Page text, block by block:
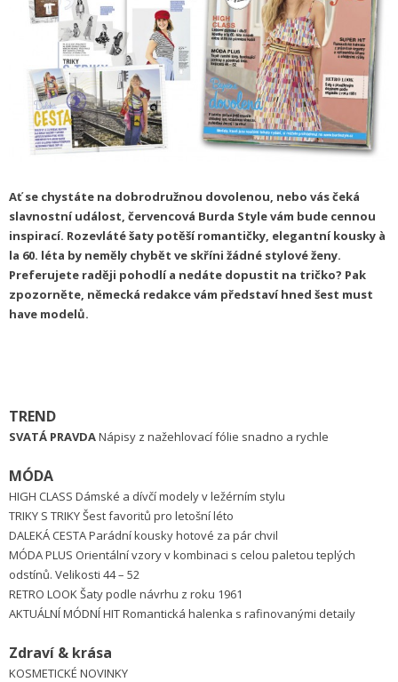
Ať se chystáte na dobrodružnou dovolenou, nebo vás čeká
slavnostní událost, červencová Burda Style vám bude cennou
inspirací. Rozevláté šaty potěší romantičky, elegantní kousky à
la 60. léta by neměly chybět ve skříni žádné stylové ženy.
Preferujete raději pohodlí a nedáte dopustit na tričko? Pak
zpozorněte, německá redakce vám představí hned šest must
have modelů.
TREND
SVATÁ PRAVDANápisy z nažehlovací fólie snadno a rychle
MÓDA
HIGH CLASS Dámské a dívčí modely v ležérním stylu
TRIKY S TRIKY Šest favoritů pro letošní léto
DALEKÁ CESTA Parádní kousky hotové za pár chvil
MÓDA PLUS Orientální vzory v kombinaci s celou paletou teplých
odstínů. Velikosti 44 – 52
RETRO LOOK Šaty podle návrhu z roku 1961
AKTUÁLNÍ MÓDNÍ HIT Romantická halenka s rafinovanými detaily
Zdraví & krása
KOSMETICKÉ NOVINKY